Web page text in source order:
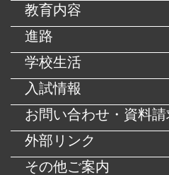
教育内容
進路
学校生活
入試情報
お問い合わせ・資料請
外部リンク
その他ご案内